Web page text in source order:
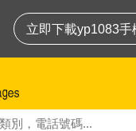
立即下載yp1083手